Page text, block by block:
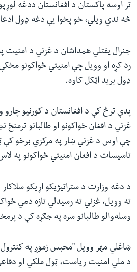
تر اوسه پاکستان د افغانستان ددغه
څه ندي ویلي، خو پخوا یې دغه ډول
جنرال یفتلي همداشان د غزني د امنیت
رد کړه او وویل چې امنیتي ځواکونو
ډول برید اټکل کاوه.
پدې ترڅ کې د افغانستان د کورنیو
غزني د افغان ځواکونو او طالبانو
چې اوس د غزني ښار په مرکزي برخو کې
تاسیسات د افغان امنیتي ځواکونو په
د دغه وزارت د ستراتیژیکو اړیکو سلاکار
ته وویل، غزني ته رسیدلي تازه دمي
وسله‌والو طالبانو سره په جګړه کې د
ښاغلي مهر وویل "محبس زموږ په کنترول
د ملي امنیت ریاست، ټول ملکي او